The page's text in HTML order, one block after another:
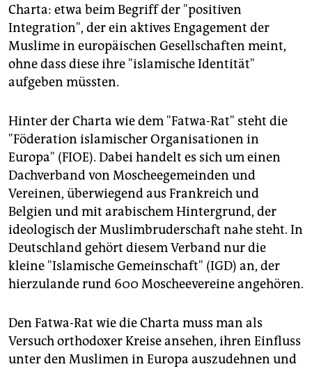
Charta: etwa beim Begriff der "positiven
Integration", der ein aktives Engagement der
Muslime in europäischen Gesellschaften meint,
ohne dass diese ihre "islamische Identität"
aufgeben müssten.
Hinter der Charta wie dem "Fatwa-Rat" steht die
"Föderation islamischer Organisationen in
Europa" (FIOE). Dabei handelt es sich um einen
Dachverband von Moscheegemeinden und
Vereinen, überwiegend aus Frankreich und
Belgien und mit arabischem Hintergrund, der
ideologisch der Muslimbruderschaft nahe steht. In
Deutschland gehört diesem Verband nur die
kleine "Islamische Gemeinschaft" (IGD) an, der
hierzulande rund 600 Moscheevereine angehören.
Den Fatwa-Rat wie die Charta muss man als
Versuch orthodoxer Kreise ansehen, ihren Einfluss
unter den Muslimen in Europa auszudehnen und